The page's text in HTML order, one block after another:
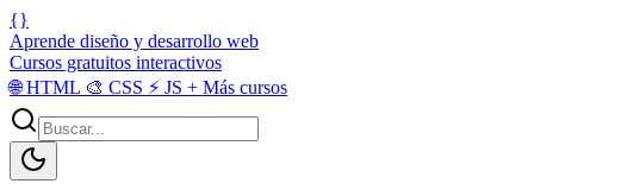
{}
Aprende diseño y desarrollo web
Cursos gratuitos interactivos
🌐HTML 🎨 CSS ⚡ JS + Más cursos